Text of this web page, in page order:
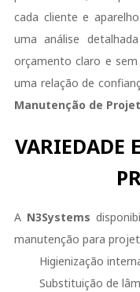
cada cliente e
uma análise
orçamento claro e
uma relação de
Manutenção de
VARIEDADE
A N3Systems
manutenção para
Higienização
Substituição de